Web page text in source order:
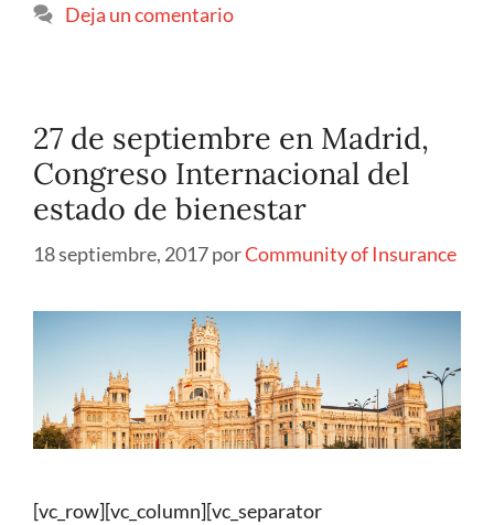
Deja un comentario
27 de septiembre en Madrid,
Congreso Internacional del
estado de bienestar
18 septiembre, 2017porCommunity of Insurance
[vc_row][vc_column][vc_separator